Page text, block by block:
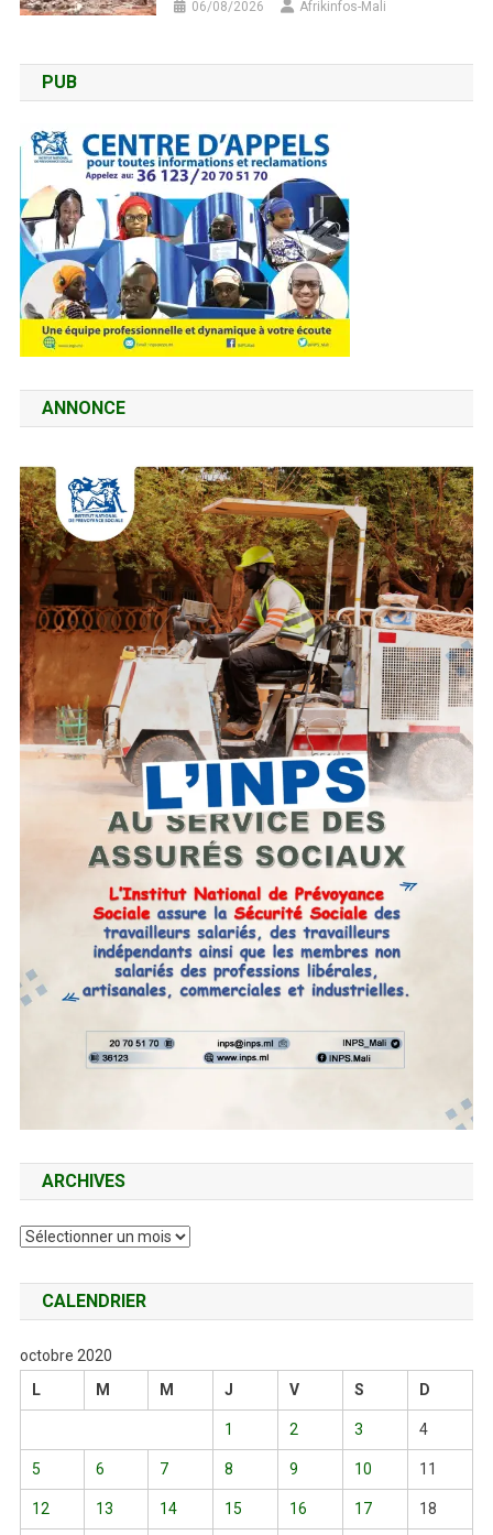
06/08/2026 Afrikinfos-Mali
PUB
ANNONCE
ARCHIVES
Archives
CALENDRIER
octobre 2020
L
M M J V S D
1 2 3 4
5 6 7 8 9 10 11
12 13 14 15 16 17 18